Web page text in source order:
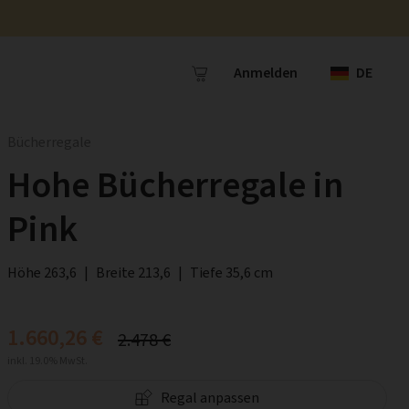
Anmelden DE
Hohe Bücherregale in
Pink
Höhe 263,6 | Breite 213,6 | Tiefe 35,6 cm
1.660,26 € 2.478 €
Regal anpassen